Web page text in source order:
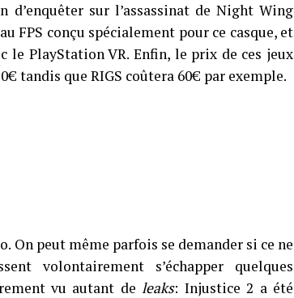
d’enquêter sur l’assassinat de Night Wing
FPS conçu spécialement pour ce casque, et
le PlayStation VR. Enfin, le prix de ces jeux
tandis que RIGS coûtera 60€ par exemple.
peut même parfois se demander si ce ne
volontairement s’échapper quelques
vu autant deleaks: Injustice 2 a été